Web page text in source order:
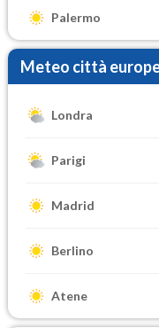
Palermo
Meteo città
Londra
Parigi
Madrid
Berlino
Atene